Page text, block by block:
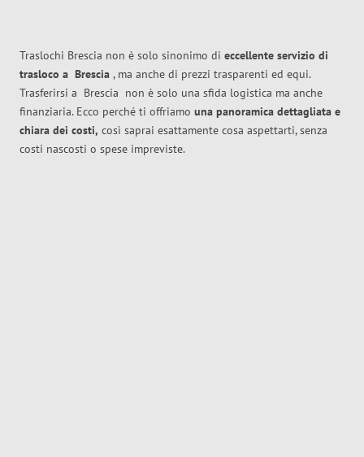
Traslochi Brescia non è solo sinonimo di eccellente servizio di
trasloco a Brescia , ma anche di prezzi trasparenti ed equi.
Trasferirsi a Brescia non è solo una sfida logistica ma anche
finanziaria. Ecco perché ti offriamo una panoramica dettagliata e
chiara dei costi, così saprai esattamente cosa aspettarti, senza
costi nascosti o spese impreviste.